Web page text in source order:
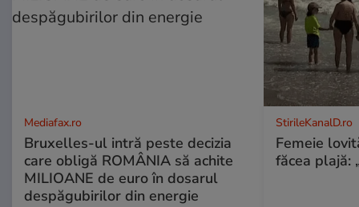
Mediafax.ro
Bruxelles-ul intră peste decizia
care obligă ROMÂNIA să achite
MILIOANE de euro în dosarul
despăgubirilor din energie
StirileKanalD.ro
Femeie
făcea plajă: